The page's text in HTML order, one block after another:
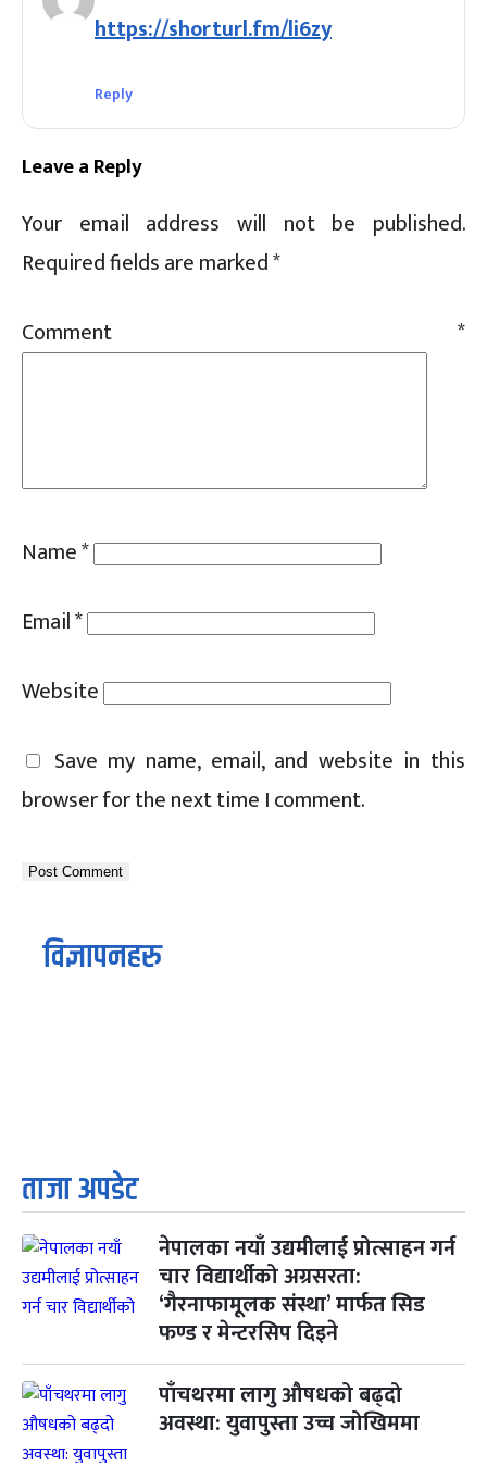
https://shorturl.fm/li6zy
Reply
Leave a Reply
Your email address will not be published.
Required fields are marked*
Comment *
Name*
Email*
Website
Save my name, email, and website in this
browser for the next time I comment.
विज्ञापनहरु
ताजा अपडेट
नेपालका नयाँ उद्यमीलाई प्रोत्साहन गर्न
चार विद्यार्थीको अग्रसरता:
‘गैरनाफामूलक संस्था’ मार्फत सिड
फण्ड र मेन्टरसिप दिइने
पाँचथरमा लागु औषधको बढ्दो
अवस्था: युवापुस्ता उच्च जोखिममा